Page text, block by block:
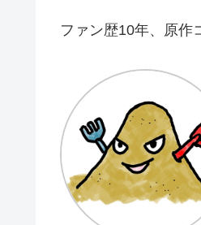
ファン歴10年、原作